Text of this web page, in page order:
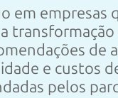
em empresas
de
e custos
pelos